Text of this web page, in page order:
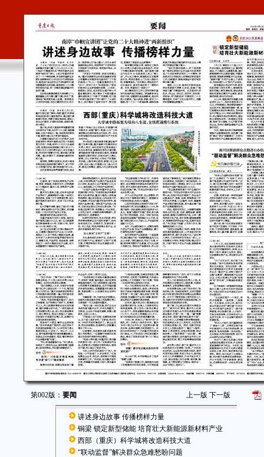
第002版： 要闻 上一版 下一版
讲述身边故事 传播榜样力量
铜梁 锁定新型储能 培育壮大新能源新材料产业
西部（重庆）科学城将改造科技大道
“联动监督”解决群众急难愁盼问题